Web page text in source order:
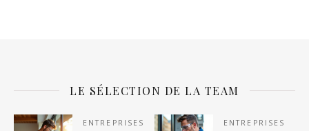
LE SÉLECTION DE LA TEAM
ENTREPRISES ENTREPRISES